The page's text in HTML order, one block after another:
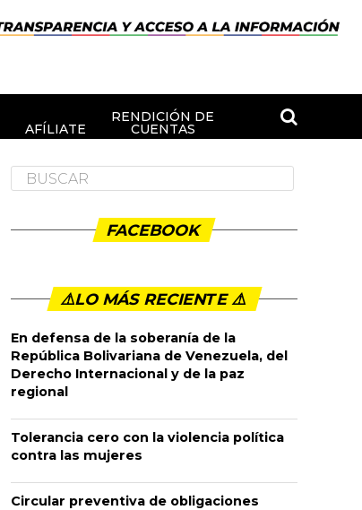
AFÍLIATE
RENDICIÓN DE
CUENTAS
FACEBOOK
⚠️LO MÁS RECIENTE ⚠️️
En defensa de la soberanía de la
República Bolivariana de Venezuela, del
Derecho Internacional y de la paz
regional
Tolerancia cero con la violencia política
contra las mujeres
Circular preventiva de obligaciones